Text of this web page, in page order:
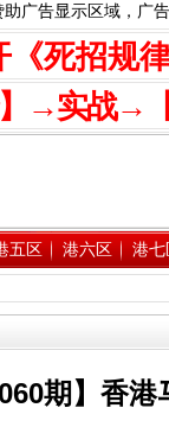
助广告显示区域，广
《死招规
】→实战→
五区 港六区 港七
060期】香